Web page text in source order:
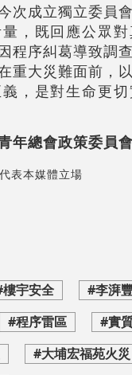
次成立獨立委員
，既回應公眾
程序糾葛導致調
重大災難面前，
，是對生命更
年總會政策委員
表本媒體立場
宇安全
#李湃
#程序雷區
#實
#大埔宏福苑火災